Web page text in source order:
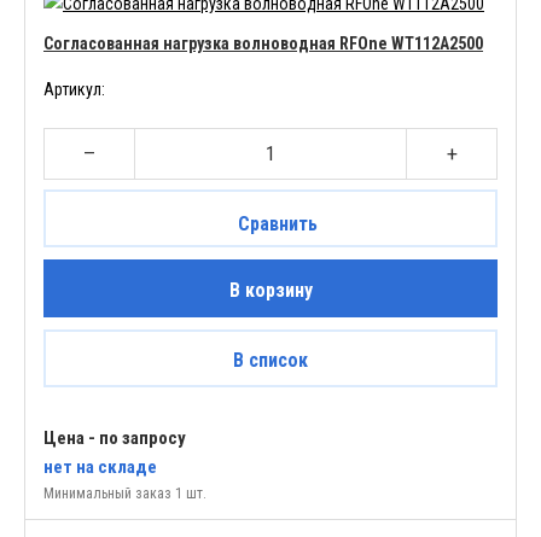
Согласованная нагрузка волноводная RFOne WT112A2500
Артикул:
– +
Минимальный заказ 1 шт.
Сравнить
В корзину
В список
Цена - по запросу
нет на складе